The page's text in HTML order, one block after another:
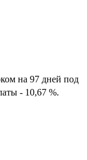
на 97 дней под
- 10,67 %.